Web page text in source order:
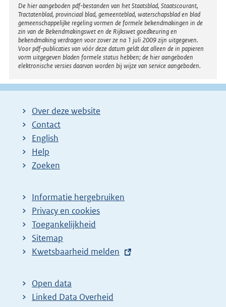
Disclaimer
De hier aangeboden pdf-bestanden van het Staatsblad, Staatscourant,
Tractatenblad, provinciaal blad, gemeenteblad, waterschapsblad en blad
gemeenschappelijke regeling vormen de formele bekendmakingen in de
zin van de Bekendmakingswet en de Rijkswet goedkeuring en
bekendmaking verdragen voor zover ze na 1 juli 2009 zijn uitgegeven.
Voor pdf-publicaties van vóór deze datum geldt dat alleen de in papieren
vorm uitgegeven bladen formele status hebben; de hier aangeboden
elektronische versies daarvan worden bij wijze van service aangeboden.
Over deze website
Contact
English
Help
Zoeken
Informatie hergebruiken
Privacy en cookies
Toegankelijkheid
Sitemap
E
t
e
Kwetsbaarheid melden
Open data
Linked Data Overheid